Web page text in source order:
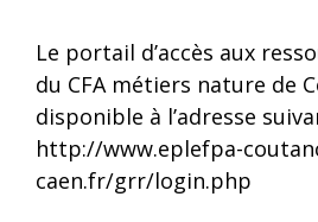
Le portail d’accès aux
du CFA métiers nature de
disponible à l’adresse
http://www.eplefpa-
caen.fr/grr/login.php